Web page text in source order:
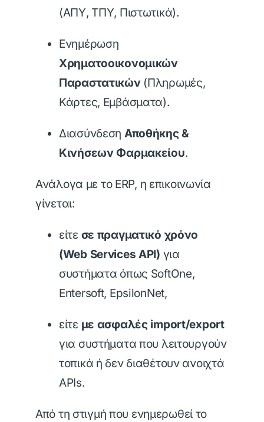
(ΑΠΥ, ΤΠΥ, Πιστωτικά).
Ενημέρωση
Χρηματοοικονομικών
Παραστατικών(Πληρωμές,
Κάρτες, Εμβάσματα).
Διασύνδεση Αποθήκης &
Κινήσεων Φαρμακείου.
Ανάλογα με το ERP, η επικοινωνία
γίνεται:
είτε σε πραγματικό χρόνο
(Web Services API) για
συστήματα όπως SoftOne,
Entersoft, EpsilonNet,
είτε με ασφαλές import/export
για συστήματα που λειτουργούν
τοπικά ή δεν διαθέτουν ανοιχτά
APIs.
Από τη στιγμή που ενημερωθεί το